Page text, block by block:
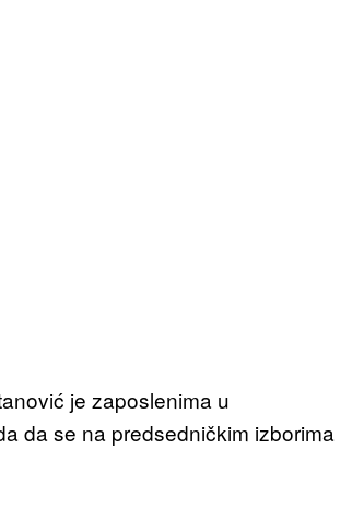
je zaposlenima u
da se na predsedničkim izborima